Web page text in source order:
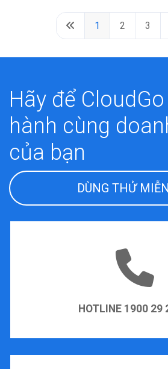
1 2 3
Hãy để
hành cùng
của bạn
DÙNG THỬ
HOTLINE 1900 29